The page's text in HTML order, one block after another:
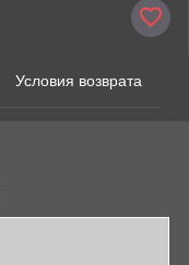
Условия возврата